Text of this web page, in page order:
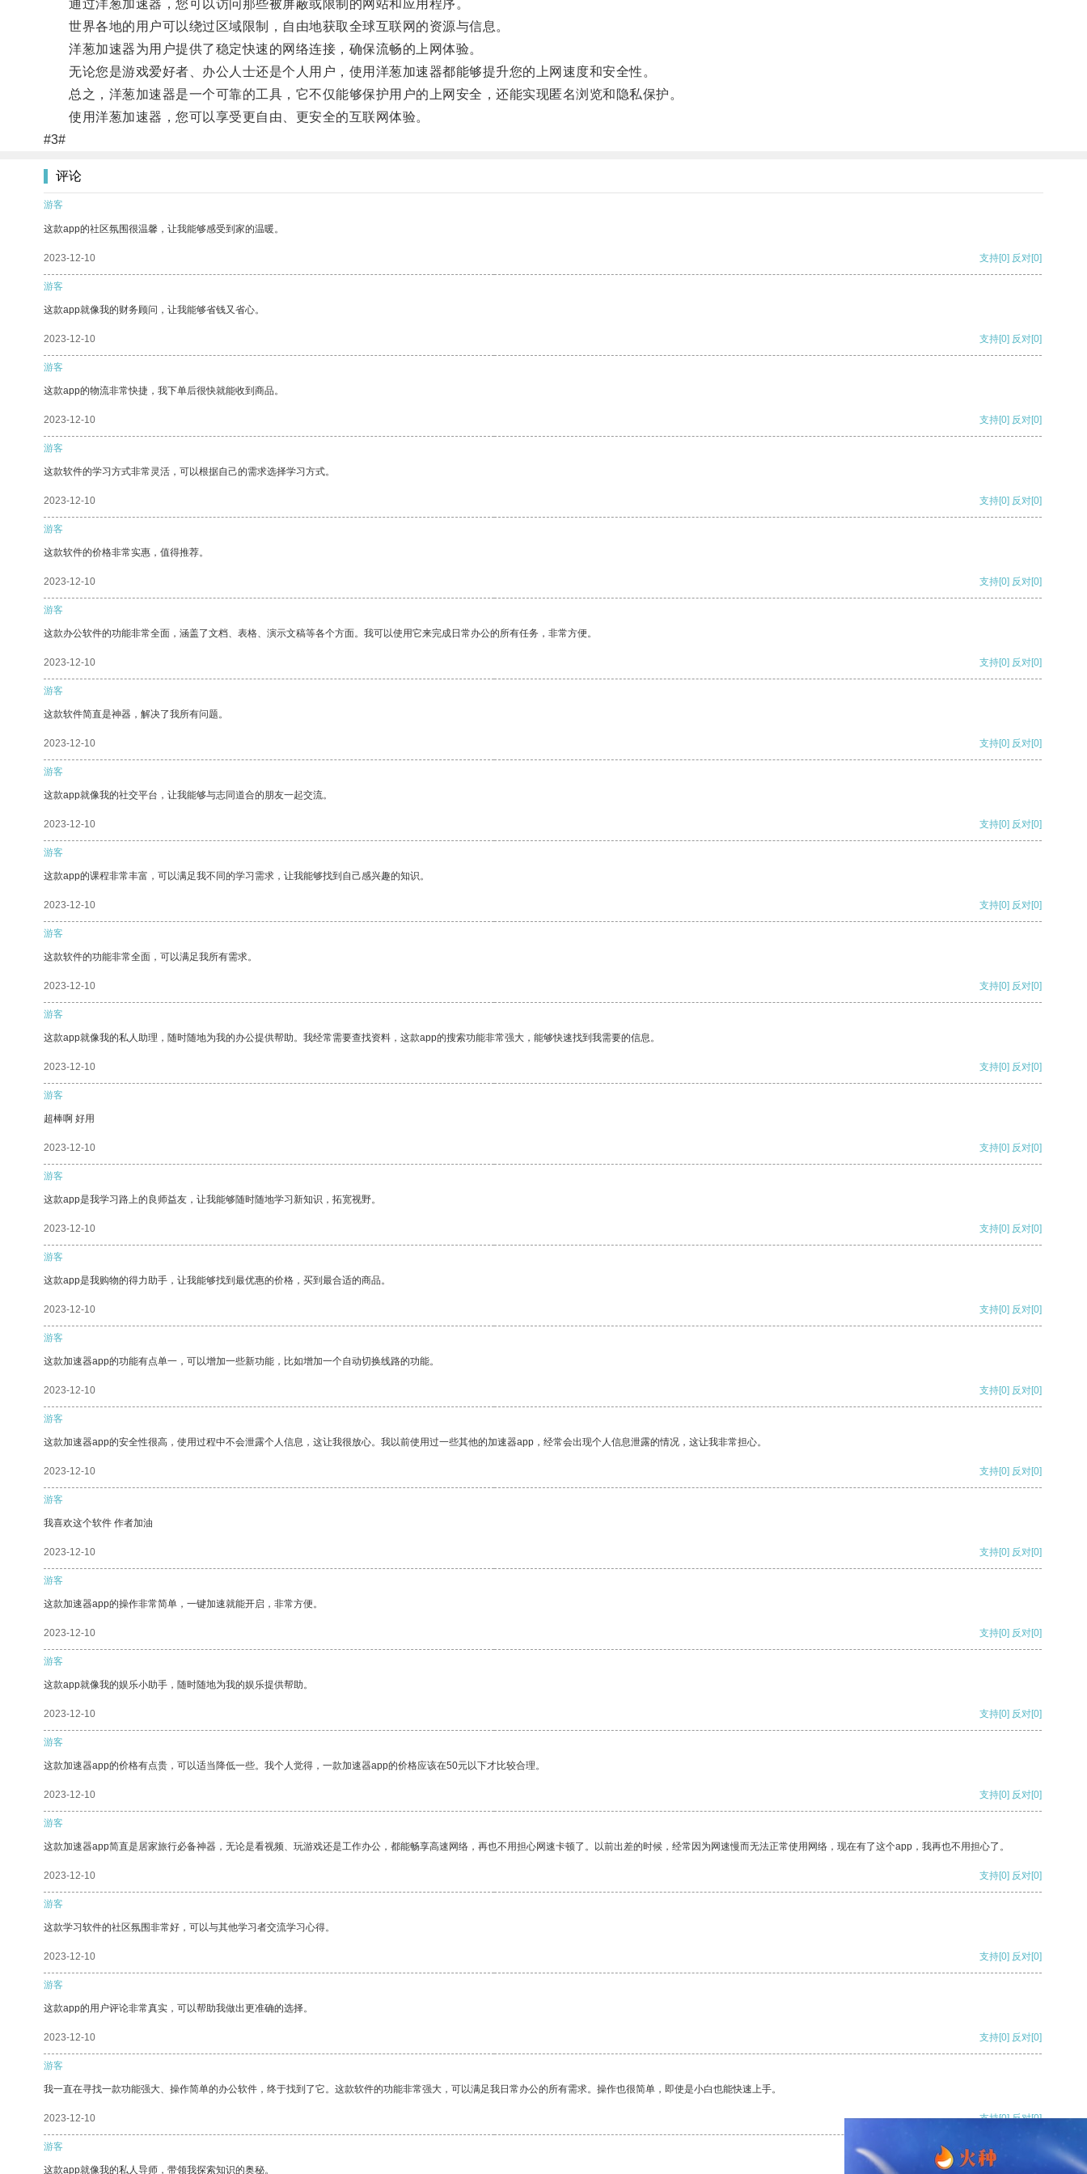
通过洋葱加速器，您可以访问那些被屏蔽或限制的网站和应用程序。
世界各地的用户可以绕过区域限制，自由地获取全球互联网的资源与信息。
洋葱加速器为用户提供了稳定快速的网络连接，确保流畅的上网体验。
无论您是游戏爱好者、办公人士还是个人用户，使用洋葱加速器都能够提升您的上网速度和安全性。
总之，洋葱加速器是一个可靠的工具，它不仅能够保护用户的上网安全，还能实现匿名浏览和隐私保护。
使用洋葱加速器，您可以享受更自由、更安全的互联网体验。
#3#
评论
游客
这款app的社区氛围很温馨，让我能够感受到家的温暖。
2023-12-10 支持[0] 反对[0]
游客
这款app就像我的财务顾问，让我能够省钱又省心。
2023-12-10 支持[0] 反对[0]
游客
这款app的物流非常快捷，我下单后很快就能收到商品。
2023-12-10 支持[0] 反对[0]
游客
这款软件的学习方式非常灵活，可以根据自己的需求选择学习方式。
2023-12-10 支持[0] 反对[0]
游客
这款软件的价格非常实惠，值得推荐。
2023-12-10 支持[0] 反对[0]
游客
这款办公软件的功能非常全面，涵盖了文档、表格、演示文稿等各个方面。我可以使用它来完成日常办公的所有任务，非常方便。
2023-12-10 支持[0] 反对[0]
游客
这款软件简直是神器，解决了我所有问题。
2023-12-10 支持[0] 反对[0]
游客
这款app就像我的社交平台，让我能够与志同道合的朋友一起交流。
2023-12-10 支持[0] 反对[0]
游客
这款app的课程非常丰富，可以满足我不同的学习需求，让我能够找到自己感兴趣的知识。
2023-12-10 支持[0] 反对[0]
游客
这款软件的功能非常全面，可以满足我所有需求。
2023-12-10 支持[0] 反对[0]
游客
这款app就像我的私人助理，随时随地为我的办公提供帮助。我经常需要查找资料，这款app的搜索功能非常强大，能够快速找到我需要的信息。
2023-12-10 支持[0] 反对[0]
游客
超棒啊 好用
2023-12-10 支持[0] 反对[0]
游客
这款app是我学习路上的良师益友，让我能够随时随地学习新知识，拓宽视野。
2023-12-10 支持[0] 反对[0]
游客
这款app是我购物的得力助手，让我能够找到最优惠的价格，买到最合适的商品。
2023-12-10 支持[0] 反对[0]
游客
这款加速器app的功能有点单一，可以增加一些新功能，比如增加一个自动切换线路的功能。
2023-12-10 支持[0] 反对[0]
游客
这款加速器app的安全性很高，使用过程中不会泄露个人信息，这让我很放心。我以前使用过一些其他的加速器app，经常会出现个人信息泄露的情况，这让我非常担心。
2023-12-10 支持[0] 反对[0]
游客
我喜欢这个软件 作者加油
2023-12-10 支持[0] 反对[0]
游客
这款加速器app的操作非常简单，一键加速就能开启，非常方便。
2023-12-10 支持[0] 反对[0]
游客
这款app就像我的娱乐小助手，随时随地为我的娱乐提供帮助。
2023-12-10 支持[0] 反对[0]
游客
这款加速器app的价格有点贵，可以适当降低一些。我个人觉得，一款加速器app的价格应该在50元以下才比较合理。
2023-12-10 支持[0] 反对[0]
游客
这款加速器app简直是居家旅行必备神器，无论是看视频、玩游戏还是工作办公，都能畅享高速网络，再也不用担心网速卡顿了。以前出差的时候，经常因为网速慢而无法正常使用网络，现在有了这个app，我再也不用担心了。
2023-12-10 支持[0] 反对[0]
游客
这款学习软件的社区氛围非常好，可以与其他学习者交流学习心得。
2023-12-10 支持[0] 反对[0]
游客
这款app的用户评论非常真实，可以帮助我做出更准确的选择。
2023-12-10 支持[0] 反对[0]
游客
我一直在寻找一款功能强大、操作简单的办公软件，终于找到了它。这款软件的功能非常强大，可以满足我日常办公的所有需求。操作也很简单，即使是小白也能快速上手。
2023-12-10 支持[0] 反对[0]
游客
这款app就像我的私人导师，带领我探索知识的奥秘。